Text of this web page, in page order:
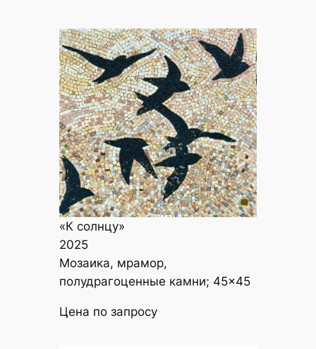
«К солнцу»
2025
Мозаика, мрамор,
полудрагоценные камни; 45×45
Цена по запросу